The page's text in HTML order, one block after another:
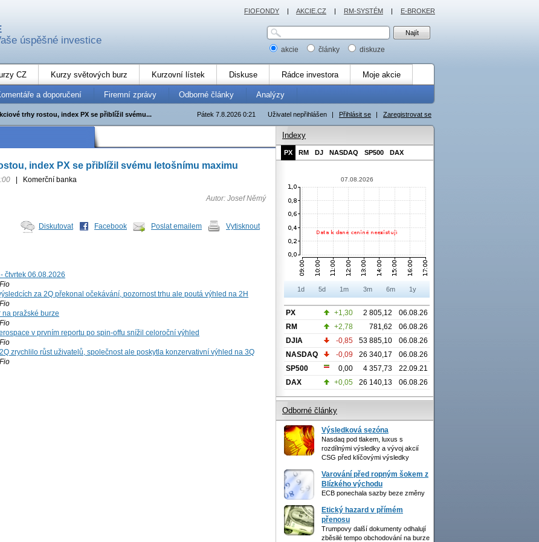
úspěšné investice
akcie články diskuze
CZ Kurzy světových burz Kurzovní lístek Diskuse Rádce investora Moje akcie
a doporučení Firemní zprávy Odborné články Analýzy
Uživatel nepřihlášen | Přihlásit se | Zaregistrovat se
Pátek 7.8.2026 0:21
trhy rostou, index PX se přiblížil svému...
index PX se přiblížil svému letošnímu maximu
Komerční banka
Autor: Josef Němý
Diskutovat Facebook Poslat emailem Vytisknout
čtvrtek 06.08.2026
za 2Q překonal očekávání, pozornost trhu ale poutá výhled na 2H
na pražské burze
v prvním reportu po spin-offu snížil celoroční výhled
zrychlilo růst uživatelů, společnost ale poskytla konzervativní výhled na 3Q
Indexy
PX RM DJ NASDAQ SP500 DAX
07.08.2026
1d 5d 1m 3m 6m 1y
PX +1,30 2 805,12
06.08.26
RM
+2,78 781,62
06.08.26
DJIA
-0,85 53 885,10
06.08.26
NASDAQ
-0,09 26 340,17
06.08.26
SP500
0,00 4 357,73
22.09.21
DAX
+0,05 26 140,13 06.08.26
Odborné články
Výsledková sezóna
Nasdaq pod tlakem, luxus s
rozdílnými výsledky a vývoj akcií
CSG před klíčovými výsledky
Varování před ropným šokem z
Blízkého východu
ECB ponechala sazby beze změny
Etický hazard v přímém
přenosu
Trumpovy další dokumenty odhalují
zběsilé tempo obchodování na burze
FIOFONDY | AKCIE.CZ | RM-SYSTÉM | E-BROKER